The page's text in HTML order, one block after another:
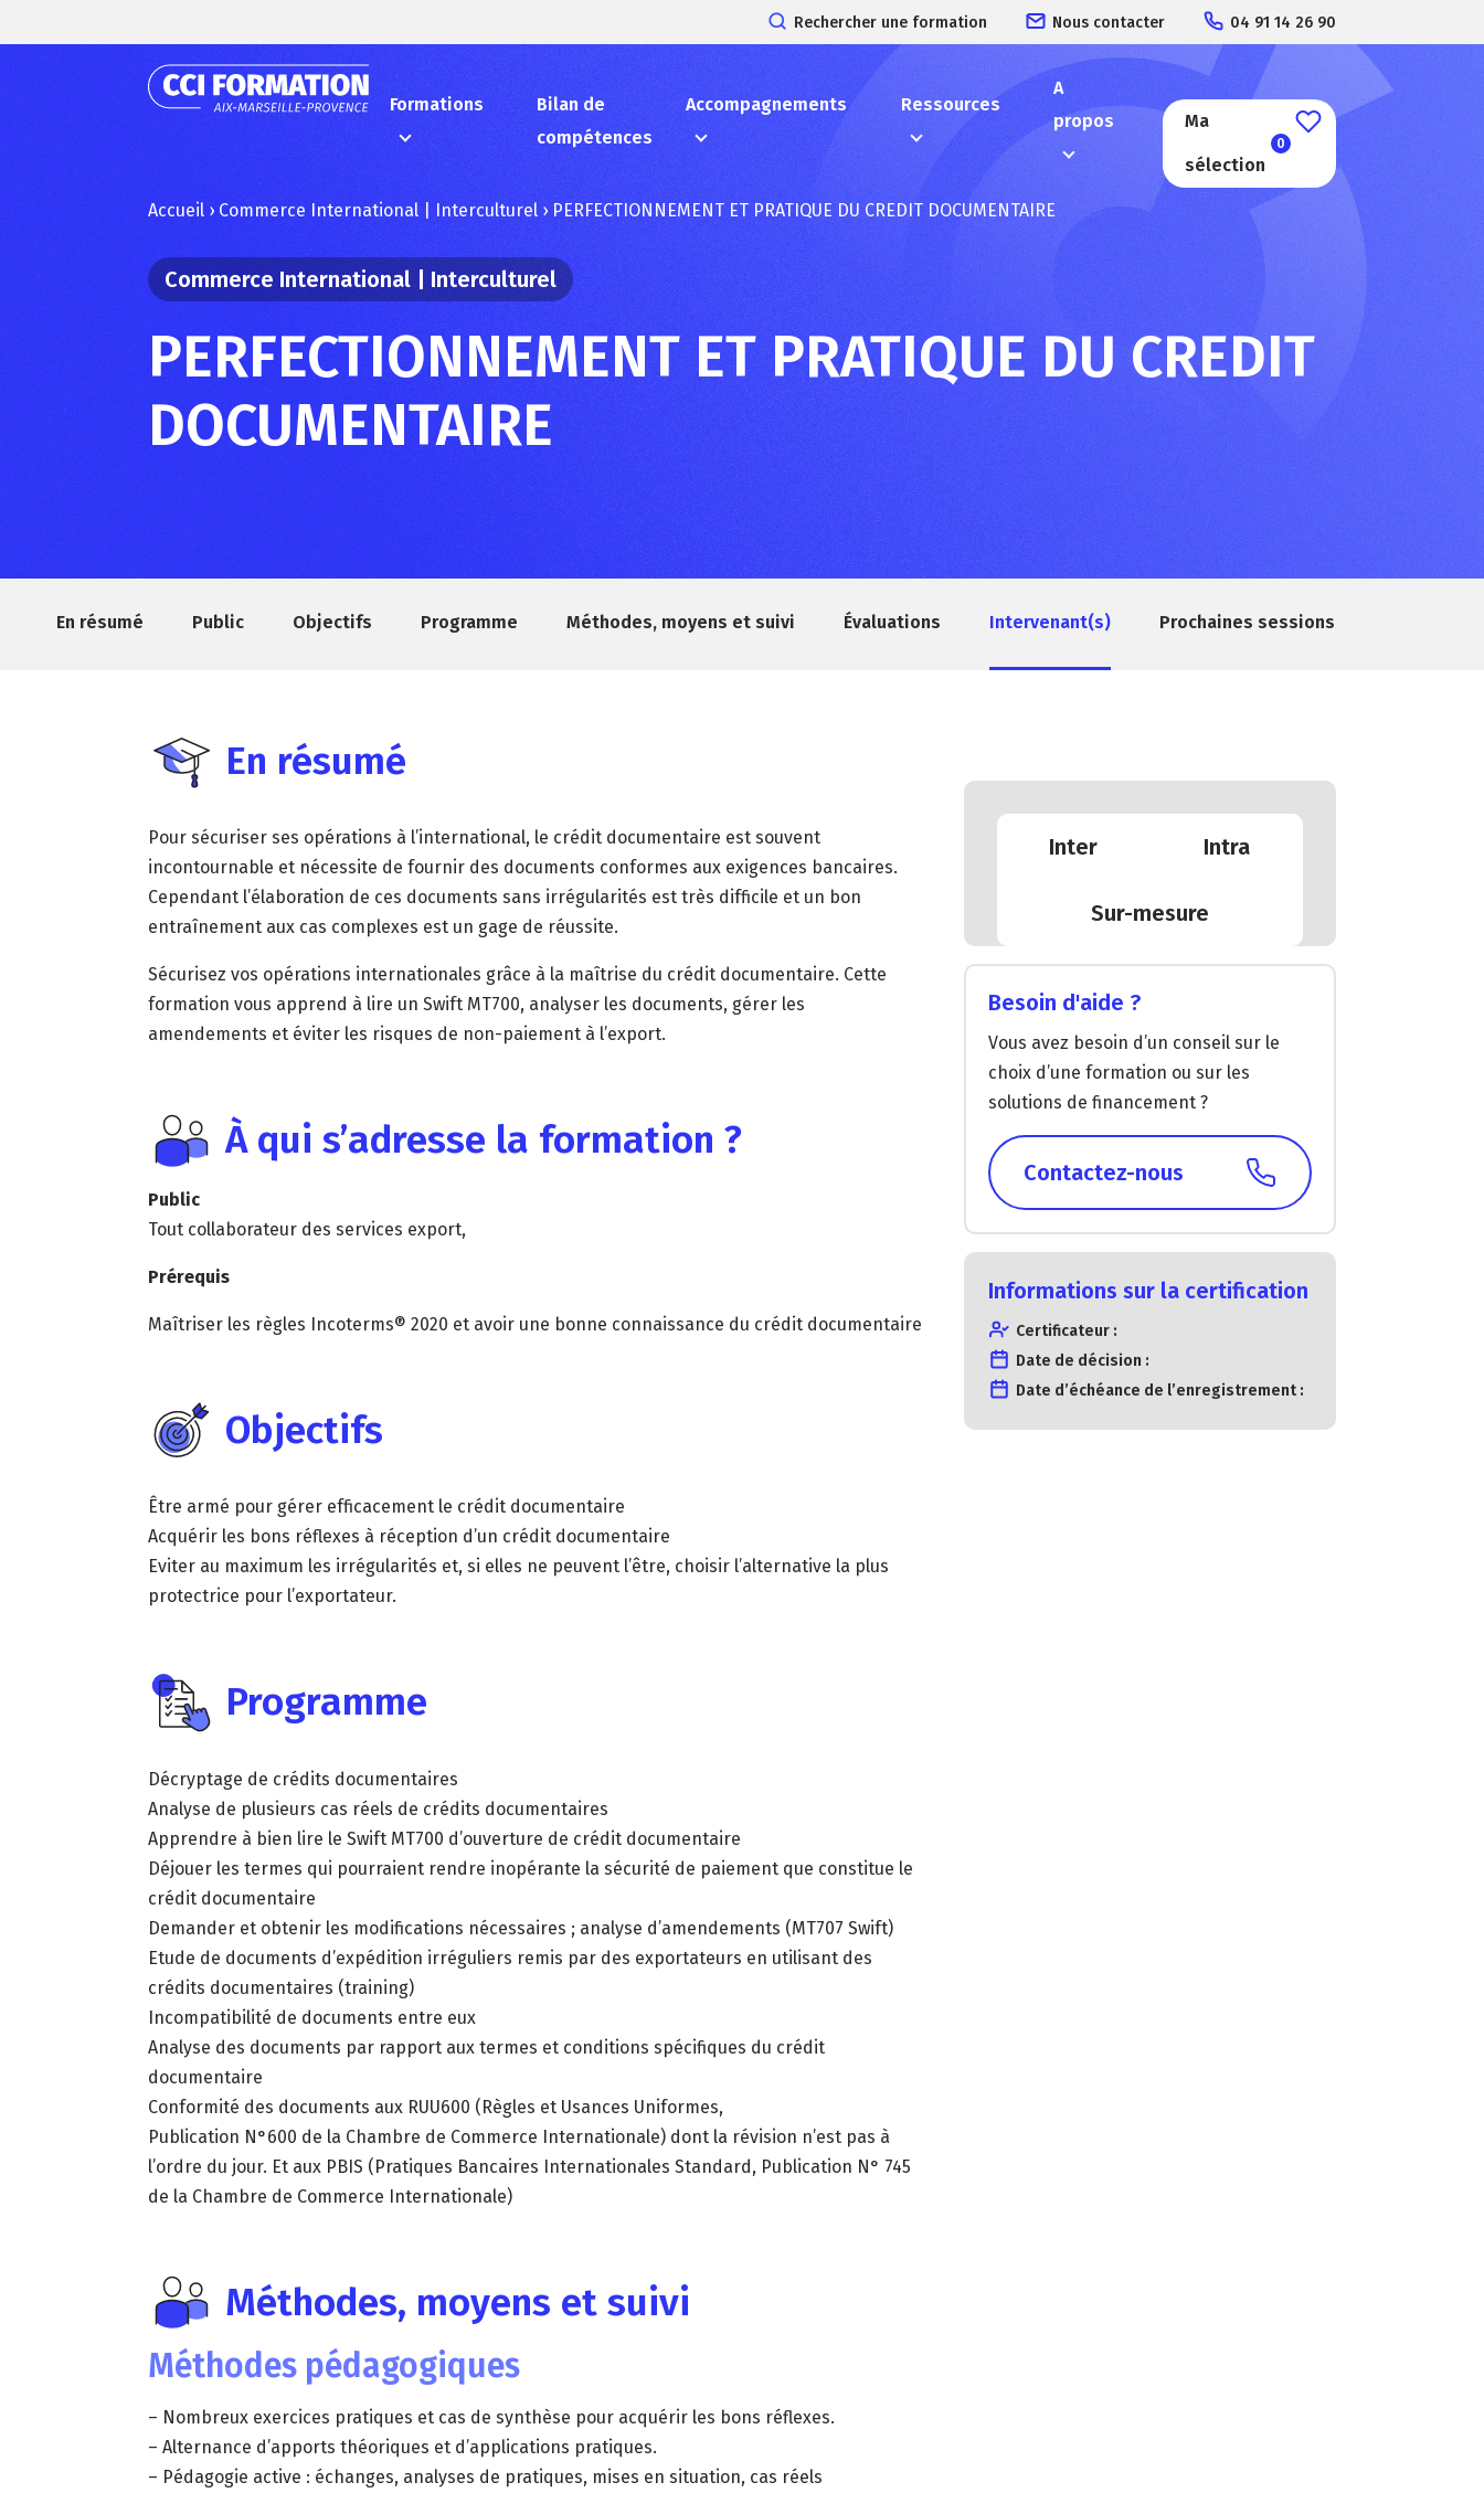
Rechercher une formation Nous contacter 04 91 14 26 90
Formations
Bilan de
compétences
Accompagnements Ressources
A
propos
Ma
sélection
0
Accueil › Commerce International | Interculturel ›PERFECTIONNEMENT ET PRATIQUE DU CREDIT DOCUMENTAIRE
Commerce International | Interculturel
PERFECTIONNEMENT ET PRATIQUE DU CREDIT
DOCUMENTAIRE
En résumé Public Objectifs Programme Méthodes, moyens et suivi Évaluations Intervenant(s) Prochaines sessions
En résumé
Pour sécuriser ses opérations à l’international, le crédit documentaire est souvent
incontournable et nécessite de fournir des documents conformes aux exigences bancaires.
Cependant l’élaboration de ces documents sans irrégularités est très difficile et un bon
entraînement aux cas complexes est un gage de réussite.
Sécurisez vos opérations internationales grâce à la maîtrise du crédit documentaire. Cette
formation vous apprend à lire un Swift MT700, analyser les documents, gérer les
amendements et éviter les risques de non-paiement à l’export.
À qui s’adresse la formation ?
Public
Tout collaborateur des services export,
Prérequis
Maîtriser les règles Incoterms® 2020 et avoir une bonne connaissance du crédit documentaire
Objectifs
Être armé pour gérer efficacement le crédit documentaire
Acquérir les bons réflexes à réception d’un crédit documentaire
Eviter au maximum les irrégularités et, si elles ne peuvent l’être, choisir l’alternative la plus
protectrice pour l’exportateur.
Programme
Décryptage de crédits documentaires
Analyse de plusieurs cas réels de crédits documentaires
Apprendre à bien lire le Swift MT700 d’ouverture de crédit documentaire
Déjouer les termes qui pourraient rendre inopérante la sécurité de paiement que constitue le
crédit documentaire
Demander et obtenir les modifications nécessaires ; analyse d’amendements (MT707 Swift)
Etude de documents d’expédition irréguliers remis par des exportateurs en utilisant des
crédits documentaires (training)
Incompatibilité de documents entre eux
Analyse des documents par rapport aux termes et conditions spécifiques du crédit
documentaire
Conformité des documents aux RUU600 (Règles et Usances Uniformes,
Publication N°600 de la Chambre de Commerce Internationale) dont la révision n’est pas à
l’ordre du jour. Et aux PBIS (Pratiques Bancaires Internationales Standard, Publication N° 745
de la Chambre de Commerce Internationale)
Méthodes, moyens et suivi
Méthodes pédagogiques
– Nombreux exercices pratiques et cas de synthèse pour acquérir les bons réflexes.
– Alternance d’apports théoriques et d’applications pratiques.
– Pédagogie active : échanges, analyses de pratiques, mises en situation, cas réels
Inter Intra
Sur-mesure
Besoin d'aide ?
Vous avez besoin d’un conseil sur le
choix d’une formation ou sur les
solutions de financement ?
Contactez-nous
Informations sur la certification
Certificateur :
Date de décision :
Date d’échéance de l’enregistrement :